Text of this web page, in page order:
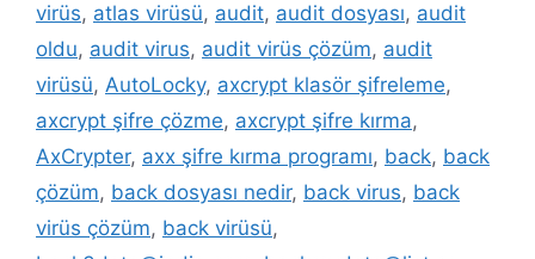
virüs, atlas virüsü, audit, audit dosyası, audit
oldu, audit virus, audit virüs çözüm, audit
virüsü, AutoLocky, axcrypt klasör şifreleme,
axcrypt şifre çözme, axcrypt şifre kırma,
AxCrypter, axx şifre kırma programı, back, back
çözüm, back dosyası nedir, back virus, back
virüs çözüm, back virüsü,